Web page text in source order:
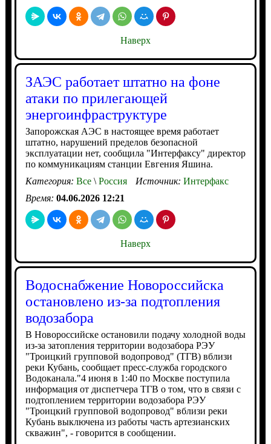
Наверх
ЗАЭС работает штатно на фоне
атаки по прилегающей
энергоинфраструктуре
Запорожская АЭС в настоящее время работает
штатно, нарушений пределов безопасной
эксплуатации нет, сообщила "Интерфаксу" директор
по коммуникациям станции Евгения Яшина.
Категория: Все\Россия Источник: Интерфакс
Время: 04.06.2026 12:21
Наверх
Водоснабжение Новороссийска
остановлено из-за подтопления
водозабора
В Новороссийске остановили подачу холодной воды
из-за затопления территории водозабора РЭУ
"Троицкий групповой водопровод" (ТГВ) вблизи
реки Кубань, сообщает пресс-служба городского
Водоканала."4 июня в 1:40 по Москве поступила
информация от диспетчера ТГВ о том, что в связи с
подтоплением территории водозабора РЭУ
"Троицкий групповой водопровод" вблизи реки
Кубань выключена из работы часть артезианских
скважин", - говорится в сообщении.